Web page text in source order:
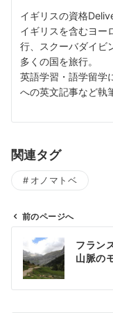
イギリスの資格
イギリスを含むヨー
行、スクーバダイビ
多くの国を旅行。
英語学習・語学留学
への英文記事など執
関連タグ
オノマトベ
前のページへ
フラン
山脈の